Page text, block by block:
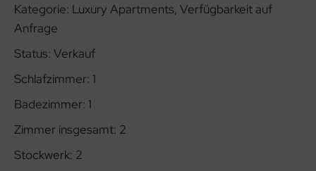
Kategorie: Luxury Apartments, Verfügbarkeit auf
Anfrage
Status: Verkauf
Schlafzimmer: 1
Badezimmer: 1
Zimmer insgesamt: 2
Stockwerk: 2